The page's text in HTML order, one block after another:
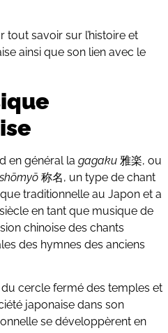
savoir sur l’histoire et
ainsi que son lien avec le
en général lagagaku雅楽, ou
shōmyō称名, un type de chant
traditionnelle au Japon et a
en tant que musique de
chinoise des chants
des hymnes des anciens
cercle fermé des temples et
japonaise dans son
se développèrent en